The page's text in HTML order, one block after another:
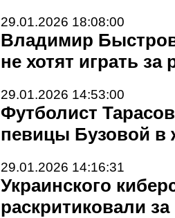
29.01.2026 18:08:00
Владимир
не хотят играть
29.01.2026 14:53:00
Футболист
певицы Бузовой в
29.01.2026 14:16:31
Украинского
раскритиковали